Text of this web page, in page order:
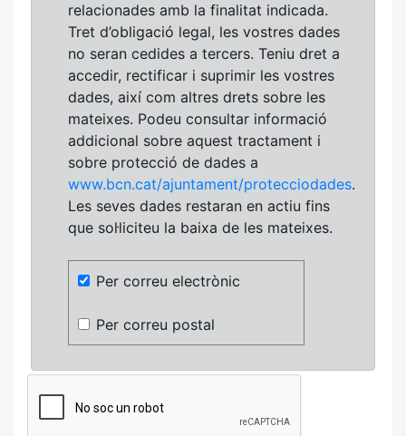
relacionades amb la finalitat indicada.
Tret d’obligació legal, les vostres dades
no seran cedides a tercers. Teniu dret a
accedir, rectificar i suprimir les vostres
dades, així com altres drets sobre les
mateixes. Podeu consultar informació
addicional sobre aquest tractament i
sobre protecció de dades a
www.bcn.cat/ajuntament/protecciodades.
Les seves dades restaran en actiu fins
que sol·liciteu la baixa de les mateixes.
Per correu electrònic
Per correu postal